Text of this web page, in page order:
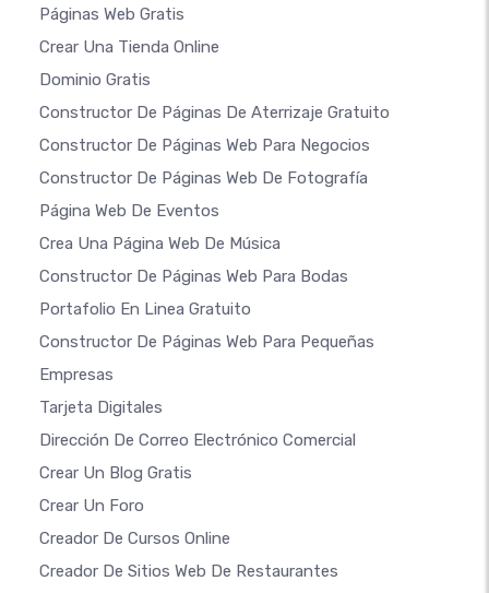
Páginas Web Gratis
Crear Una Tienda Online
Dominio Gratis
Constructor De Páginas De Aterrizaje Gratuito
Constructor De Páginas Web Para Negocios
Constructor De Páginas Web De Fotografía
Página Web De Eventos
Crea Una Página Web De Música
Constructor De Páginas Web Para Bodas
Portafolio En Linea Gratuito
Constructor De Páginas Web Para Pequeñas
Empresas
Tarjeta Digitales
Dirección De Correo Electrónico Comercial
Crear Un Blog Gratis
Crear Un Foro
Creador De Cursos Online
Creador De Sitios Web De Restaurantes